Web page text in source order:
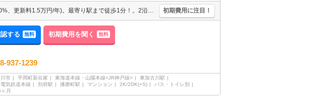
保証会社要(初回、月額総賃料の50%、更新料1.5万円/年)。最寄り駅まで徒歩1分！。2沿線利用可能です。鍵交換代16,500円。退去時、ルームクリーニング料金33,000円。ぜひお問合せください。 初期費用に注目！
する 無料 初期費用を聞く 無料
937-1239
市 平岡町新在家 東海道本線・山陽本線<JR神戸線>
東加古川駅
気鉄道本線
別府駅 播磨町駅 マンション 2K/2DK(+S)
バス・トイレ別
月